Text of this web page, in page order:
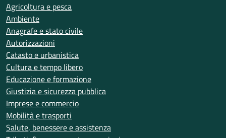
Agricoltura e pesca
Ambiente
Anagrafe e stato civile
Autorizzazioni
Catasto e urbanistica
Cultura e tempo libero
Educazione e formazione
Giustizia e sicurezza pubblica
Imprese e commercio
Mobilità e trasporti
Salute, benessere e assistenza